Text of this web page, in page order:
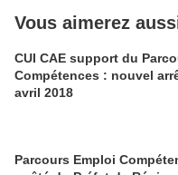
Vous aimerez
CUI CAE support du
Compétences : nouvel
avril 2018
Parcours Emploi